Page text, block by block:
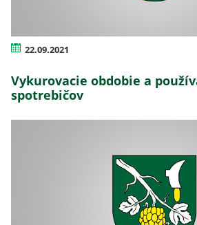
22.09.2021
Vykurovacie obdobie a
spotrebičov